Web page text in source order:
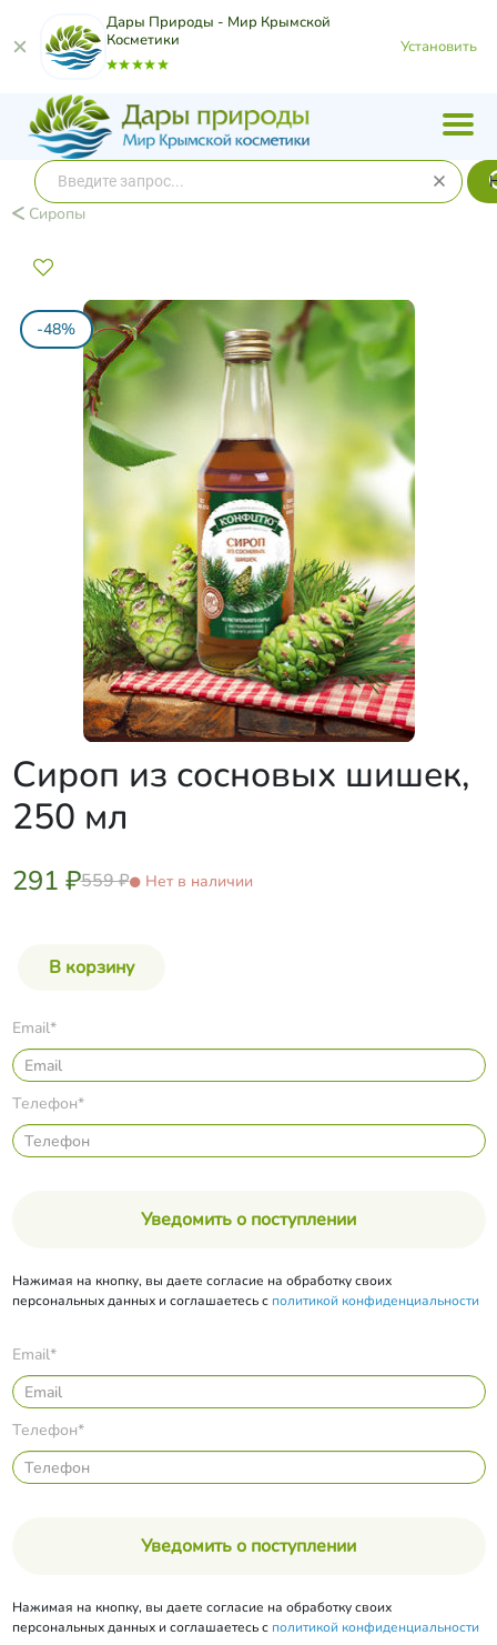
Дары Природы - Мир Крымской
Косметики
Установить
Сиропы
-48%
Сироп из сосновых шишек,
250 мл
291 ₽559 ₽ Нет в наличии
Email*
Телефон*
Уведомить о поступлении
Нажимая на кнопку, вы даете согласие на обработку своих
персональных данных и соглашаетесь с политикой конфиденциальности
Email*
Телефон*
Уведомить о поступлении
Нажимая на кнопку, вы даете согласие на обработку своих
персональных данных и соглашаетесь с политикой конфиденциальности